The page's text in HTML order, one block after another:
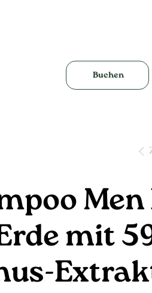
Buchen
mit